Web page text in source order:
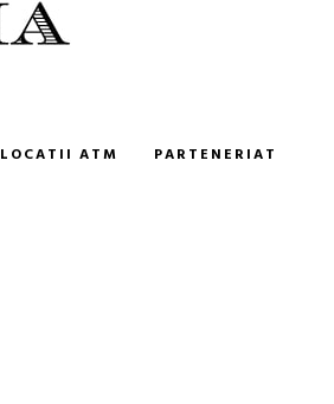
LOCATII ATM PARTENERIAT